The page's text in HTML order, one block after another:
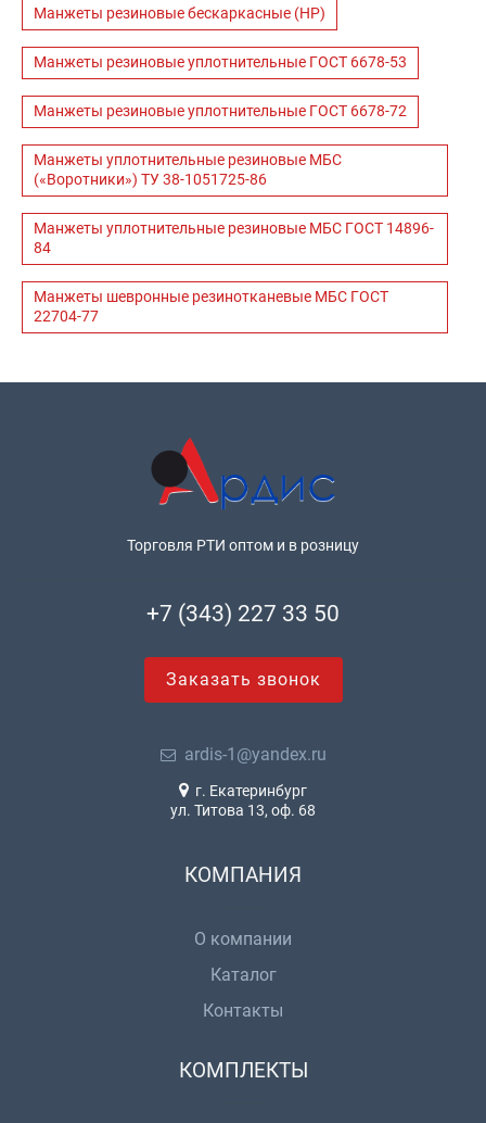
Манжеты резиновые бескаркасные (НР)
Манжеты резиновые уплотнительные ГОСТ 6678-53
Манжеты резиновые уплотнительные ГОСТ 6678-72
Манжеты уплотнительные резиновые МБС
(«Воротники») ТУ 38-1051725-86
Манжеты уплотнительные резиновые МБС ГОСТ 14896-
84
Манжеты шевронные резинотканевые МБС ГОСТ
22704-77
Торговля РТИ оптом и в розницу
+7 (343) 227 33 50
Заказать звонок
ardis-1@yandex.ru
г. Екатеринбург
ул. Титова 13, оф. 68
КОМПАНИЯ
О компании
Каталог
Контакты
КОМПЛЕКТЫ